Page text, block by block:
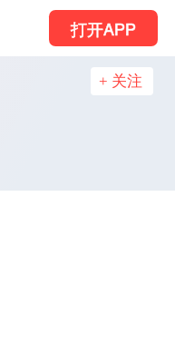
打开APP
+ 关注